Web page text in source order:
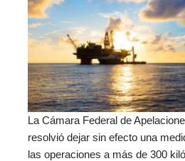
La Cámara Federal de
resolvió dejar sin efecto una
las operaciones a más de 300